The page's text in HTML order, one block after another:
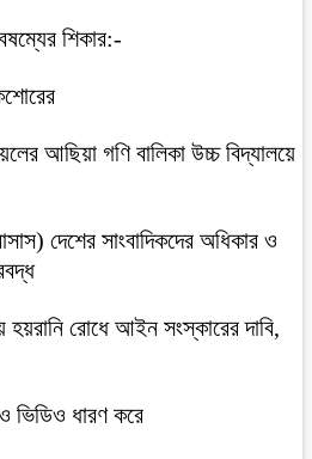
শিকার:-
আছিয়া গণি বালিকা উচ্চ বিদ্যালয়ে
দেশের সাংবাদিকদের অধিকার ও
হয়রানি রোধে আইন সংস্কারের দাবি,
ভিডিও ধারণ করে